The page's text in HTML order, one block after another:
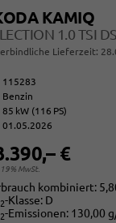
KAMIQ
Lieferzeit:
115283
Benzin
85 kW (116 PS)
01.05.2026
€
MwSt.
kombiniert:
2-Klasse: D
2-Emissionen: 130,00